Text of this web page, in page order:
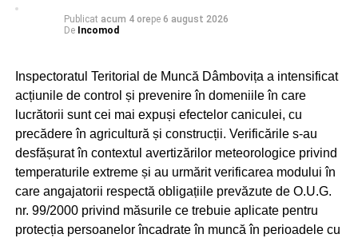
Publicat acum 4 orepe 6 august 2026
De Incomod
Inspectoratul Teritorial de Muncă Dâmbovița a intensificat
acțiunile de control și prevenire în domeniile în care
lucrătorii sunt cei mai expuși efectelor caniculei, cu
precădere în agricultură și construcții. Verificările s-au
desfășurat în contextul avertizărilor meteorologice privind
temperaturile extreme și au urmărit verificarea modului în
care angajatorii respectă obligațiile prevăzute de O.U.G.
nr. 99/2000 privind măsurile ce trebuie aplicate pentru
protecția persoanelor încadrate în muncă în perioadele cu